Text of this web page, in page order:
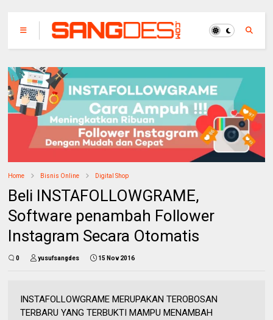
Home Bisnis Online Digital Shop
Beli INSTAFOLLOWGRAME,
Software penambah Follower
Instagram Secara Otomatis
0 yusufsangdes 15 Nov 2016
INSTAFOLLOWGRAME MERUPAKAN TEROBOSAN
TERBARU YANG TERBUKTI MAMPU MENAMBAH